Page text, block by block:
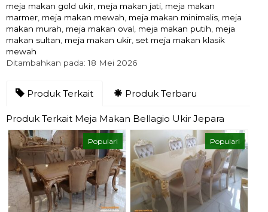
meja makan gold ukir meja makan jati meja makan
marmer meja makan mewah meja makan minimalis meja
makan murah meja makan oval meja makan putih meja
makan sultan meja makan ukir set meja makan klasik
mewah
Ditambahkan pada: 18 Mei 2026
Produk Terkait Produk Terbaru
Produk Terkait Meja Makan Bellagio Ukir Jepara
Popular! Popular!